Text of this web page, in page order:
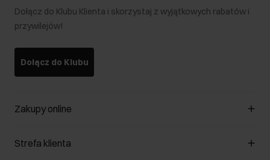
Dołącz do Klubu Klienta i skorzystaj z wyjątkowych rabatów i
przywilejów!
Dołącz do Klubu
Zakupy online
Zarządzaj cookies
Strefa klienta